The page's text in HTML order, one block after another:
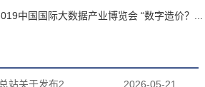
中国国际大数据产业博览会 “数字造价？...
站关于发布2... 2026-05-21